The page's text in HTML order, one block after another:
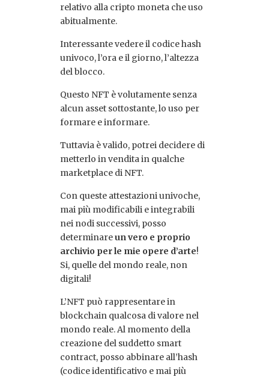
relativo alla cripto moneta che uso
abitualmente.
Interessante vedere il codice hash
univoco, l’ora e il giorno, l’altezza
del blocco.
Questo NFT è volutamente senza
alcun asset sottostante, lo uso per
formare e informare.
Tuttavia è valido, potrei decidere di
metterlo in vendita in qualche
marketplace di NFT.
Con queste attestazioni univoche,
mai più modificabili e integrabili
nei nodi successivi, posso
determinareun vero e proprio
archivio per le mie opere d’arte!
Si, quelle del mondo reale, non
digitali!
L’NFT può rappresentare in
blockchain qualcosa di valore nel
mondo reale. Al momento della
creazione del suddetto smart
contract, posso abbinare all’hash
(codice identificativo e mai più